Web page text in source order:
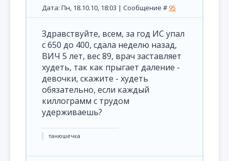
Дата: Пн, 18.10.10, 18:03 | Сообщение #95
Здравствуйте, всем, за год ИС упал
с 650 до 400, сдала неделю назад,
ВИЧ 5 лет, вес 89, врач заставляет
худеть, так как прыгает даление -
девочки, скажите - худеть
обязательно, если каждый
киллограмм с трудом
удерживаешь?
танюшечка